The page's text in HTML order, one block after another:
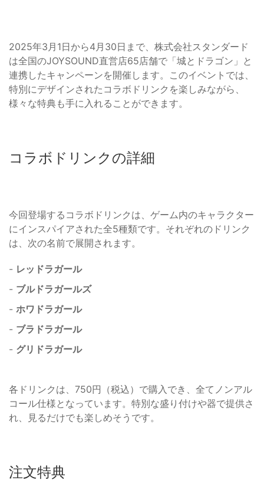
2025年3月1日から4月30日まで、株式会社スタンダード
は全国のJOYSOUND直営店65店舗で「城とドラゴン」と
連携したキャンペーンを開催します。このイベントでは、
特別にデザインされたコラボドリンクを楽しみながら、
様々な特典も手に入れることができます。
コラボドリンクの詳細
今回登場するコラボドリンクは、ゲーム内のキャラクター
にインスパイアされた全5種類です。それぞれのドリンク
は、次の名前で展開されます。
- レッドラガール
- ブルドラガールズ
- ホワドラガール
- ブラドラガール
- グリドラガール
各ドリンクは、750円（税込）で購入でき、全てノンアル
コール仕様となっています。特別な盛り付けや器で提供さ
れ、見るだけでも楽しめそうです。
注文特典